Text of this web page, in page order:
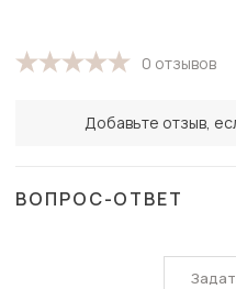
0 отзывов
Добавьте отзыв,
ВОПРОС-ОТВЕТ